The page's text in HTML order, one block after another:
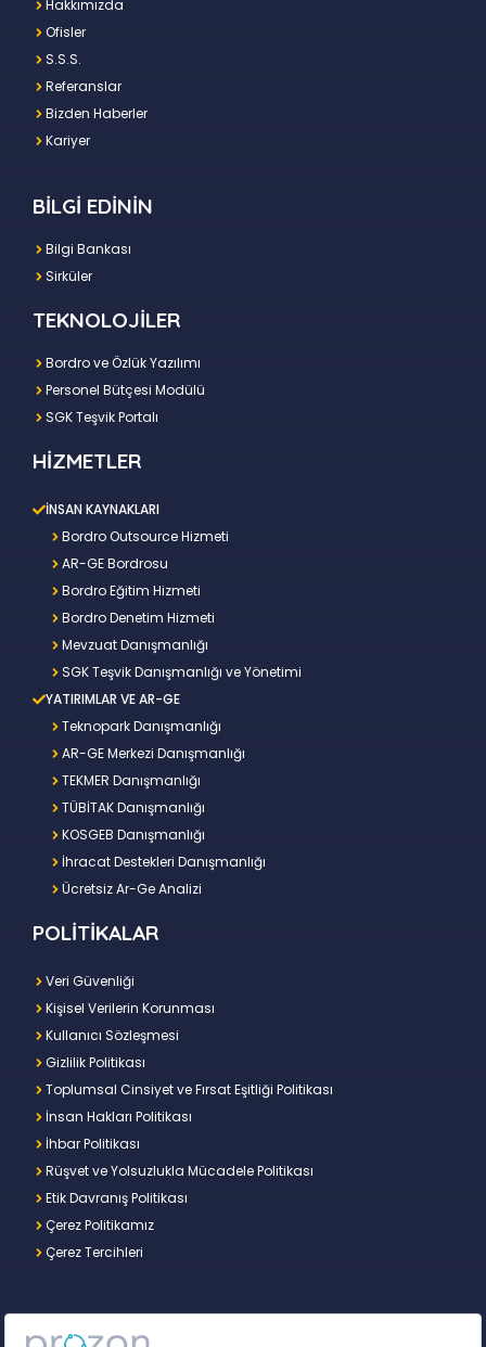
Hakkımızda
Ofisler
S.S.S.
Referanslar
Bizden Haberler
Kariyer
BİLGİ EDİNİN
Bilgi Bankası
Sirküler
TEKNOLOJİLER
Bordro ve Özlük Yazılımı
Personel Bütçesi Modülü
SGK Teşvik Portalı
HİZMETLER
İNSAN KAYNAKLARI
Bordro Outsource Hizmeti
AR-GE Bordrosu
Bordro Eğitim Hizmeti
Bordro Denetim Hizmeti
Mevzuat Danışmanlığı
SGK Teşvik Danışmanlığı ve Yönetimi
YATIRIMLAR VE AR-GE
Teknopark Danışmanlığı
AR-GE Merkezi Danışmanlığı
TEKMER Danışmanlığı
TÜBİTAK Danışmanlığı
KOSGEB Danışmanlığı
İhracat Destekleri Danışmanlığı
Ücretsiz Ar-Ge Analizi
POLİTİKALAR
Veri Güvenliği
Kişisel Verilerin Korunması
Kullanıcı Sözleşmesi
Gizlilik Politikası
Toplumsal Cinsiyet ve Fırsat Eşitliği Politikası
İnsan Hakları Politikası
İhbar Politikası
Rüşvet ve Yolsuzlukla Mücadele Politikası
Etik Davranış Politikası
Çerez Politikamız
Çerez Tercihleri